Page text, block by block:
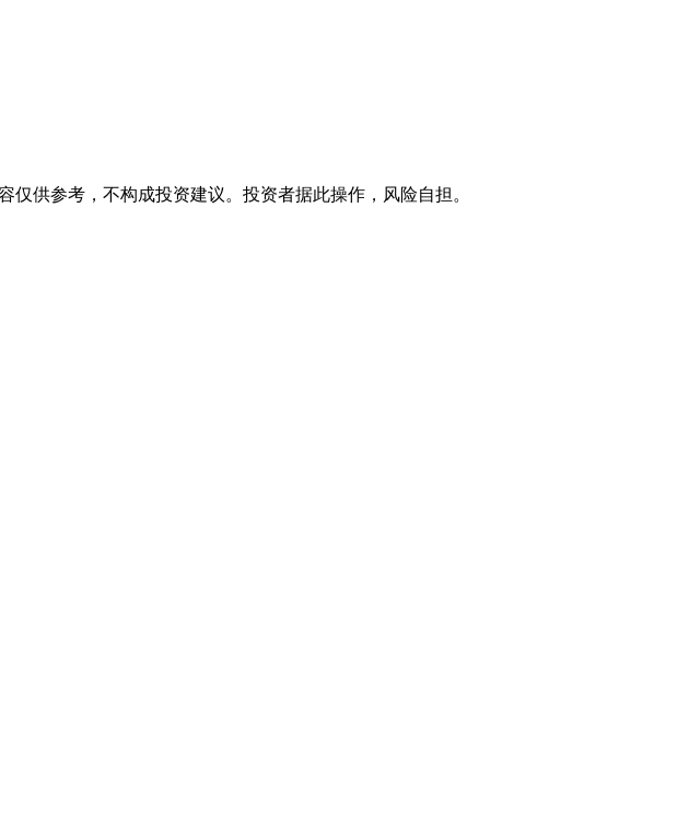
供参考，不构成投资建议。投资者据此操作，风险自担。